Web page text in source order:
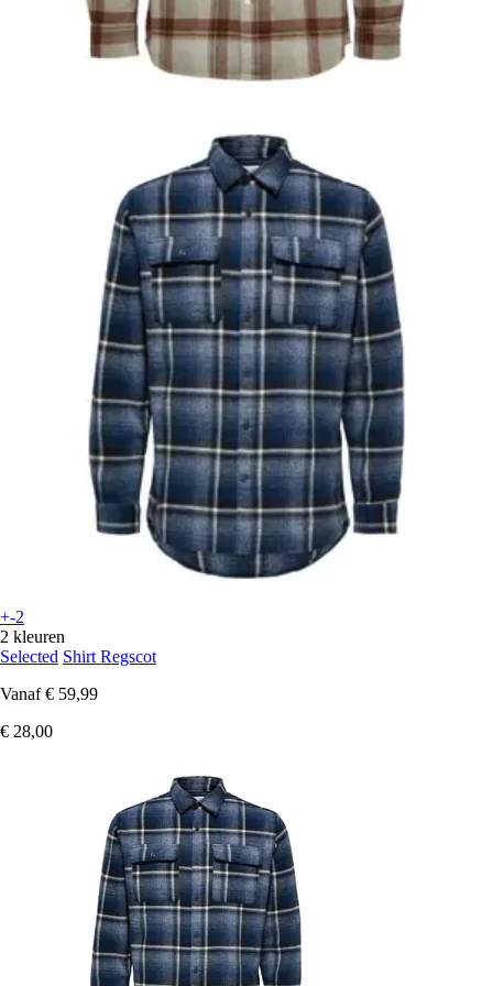
+-2
2 kleuren
Selected Shirt Regscot
Vanaf € 59,99
€ 28,00